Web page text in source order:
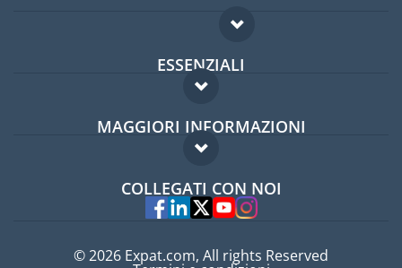
ESSENZIALI
Forum per expat
Guida per expat
MAGGIORI INFORMAZIONI
Domande frequenti
Esperti
COLLEGATI CON NOI
© 2026 Expat.com, All rights Reserved